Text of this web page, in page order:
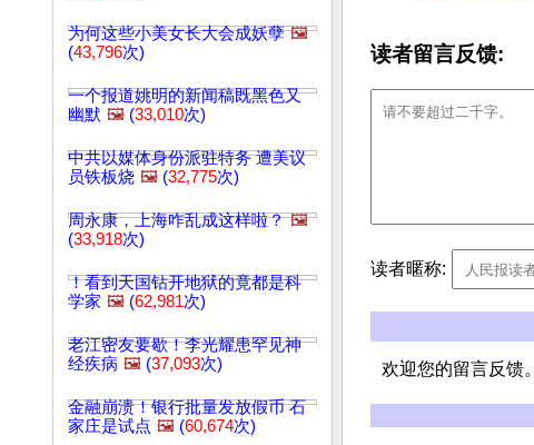
为何这些小美女长大会成妖孽 🖼️
(43,796次)
一个报道姚明的新闻稿既黑色又
幽默 🖼️ (33,010次)
中共以媒体身份派驻特务 遭美议
员铁板烧 🖼️ (32,775次)
周永康，上海咋乱成这样啦？ 🖼️
(33,918次)
！看到天国钻开地狱的竟都是科
学家 🖼️ (62,981次)
老江密友要歇！李光耀患罕见神
经疾病 🖼️ (37,093次)
金融崩溃！银行批量发放假币 石
家庄是试点 🖼️ (60,674次)
读者留言反馈:
读者暱称:
欢迎您的留言反馈。